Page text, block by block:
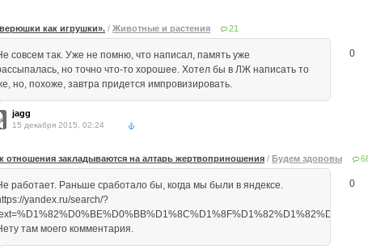
как игрушки». / Животные и растения 21
0
совсем так. Уже не помню, что написал, память уже
но точно что-то хорошее. Хотел бы в ЛЖ написать то
но, похоже, завтра придется импровизировать.
jagg
15 декабря 2015, 02:24
отношения закладываются на алтарь жертвоприношения / Будем здоровы
0
работает. Раньше сработало бы, когда мы были в яндексе.
yandex.ru/search/?
там моего комментария.